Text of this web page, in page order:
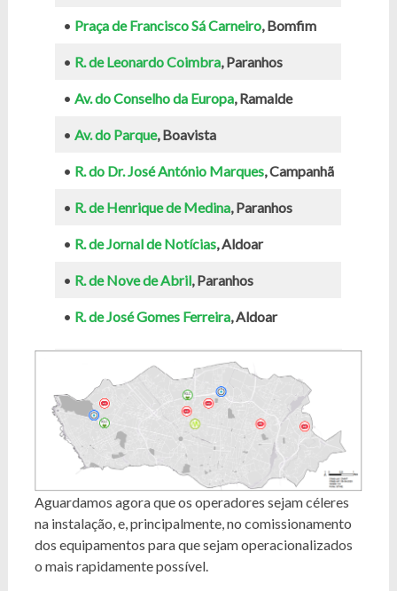
• Praça de Francisco Sá Carneiro, Bomfim
• R. de Leonardo Coimbra, Paranhos
• Av. do Conselho da Europa, Ramalde
• Av. do Parque, Boavista
• R. do Dr. José António Marques, Campanhã
• R. de Henrique de Medina, Paranhos
• R. de Jornal de Notícias, Aldoar
• R. de Nove de Abril, Paranhos
• R. de José Gomes Ferreira, Aldoar
Aguardamos agora que os operadores sejam céleres
na instalação, e, principalmente, no comissionamento
dos equipamentos para que sejam operacionalizados
o mais rapidamente possível.